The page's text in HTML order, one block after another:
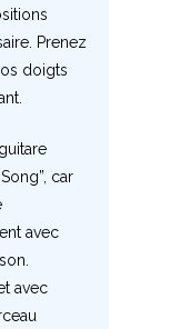
Prenez
doigts
car
avec
avec